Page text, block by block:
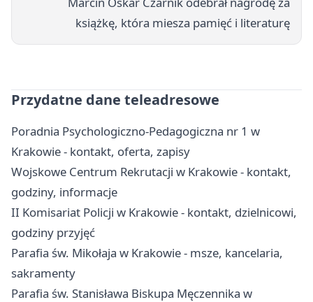
książkę, która miesza pamięć i literaturę
Przydatne dane teleadresowe
Poradnia Psychologiczno-Pedagogiczna nr 1 w
Krakowie - kontakt, oferta, zapisy
Wojskowe Centrum Rekrutacji w Krakowie - kontakt,
godziny, informacje
II Komisariat Policji w Krakowie - kontakt, dzielnicowi,
godziny przyjęć
Parafia św. Mikołaja w Krakowie - msze, kancelaria,
sakramenty
Parafia św. Stanisława Biskupa Męczennika w